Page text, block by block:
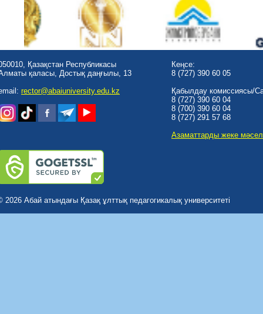
Қазақстан Республикасы
қаласы, Достық даңғылы, 13
rector@abaiuniversity.edu.kz
Кеңсе:
8 (727) 390 60 05
Қабылдау комиссиясы/
8 (727) 390 60 04
8 (700) 390 60 04
8 (727) 291 57 68
Азаматтарды жеке
2026 Абай атындағы Қазақ ұлттық педагогикалық университеті